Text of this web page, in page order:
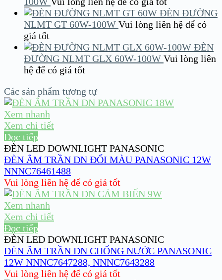
ĐÈN ĐƯỜNG
NLMT GT 60W-100W Vui lòng liên hệ để có
giá tốt
ĐÈN
ĐƯỜNG NLMT GLX 60W-100W Vui lòng liên
hệ để có giá tốt
Các sản phẩm tương tự
Xem nhanh
Xem chi tiết
Đọc tiếp
ĐÈN LED DOWNLIGHT PANASONIC
ĐÈN ÂM TRẦN DN ĐỔI MÀU PANASONIC 12W
NNNC76461488
Vui lòng liên hệ để có giá tốt
Xem nhanh
Xem chi tiết
Đọc tiếp
ĐÈN LED DOWNLIGHT PANASONIC
ĐÈN ÂM TRẦN DN CHỐNG NƯỚC PANASONIC
12W NNNC7647288, NNNC7643288
Vui lòng liên hệ để có giá tốt